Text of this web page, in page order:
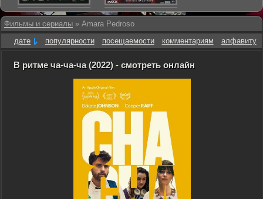
Фильмы и сериалы » Amara Pedroso
дате
популярности посещаемости комментариям алфавиту
В ритме ча-ча-ча (2022) - смотреть онлайн